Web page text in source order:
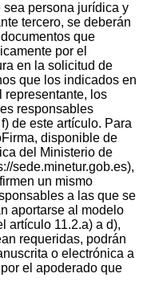
persona jurídica y
tercero, se deberán
que
por el
en la solicitud de
que los indicados en
representante, los
responsables
de este artículo. Para
disponible de
del Ministerio de
sede.minetur.gob.es),
un mismo
a las que se
aportarse al modelo
artículo 11.2.a) a d),
requeridas, podrán
o electrónica a
el apoderado que